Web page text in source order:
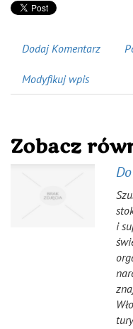
Dodaj Komentarz
Modyfikuj wpis
Zobacz
i